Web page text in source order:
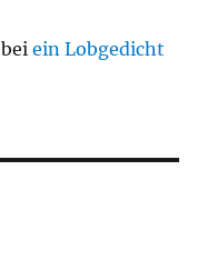
beiein Lobgedicht